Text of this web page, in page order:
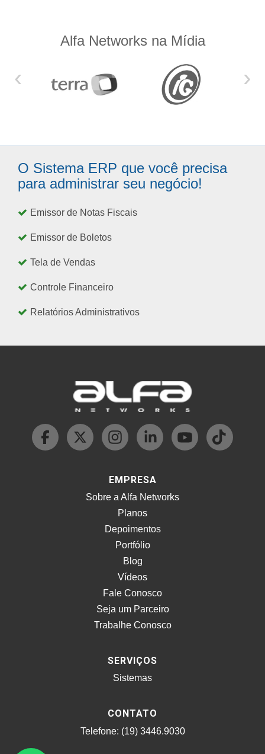
Alfa Networks na Mídia
‹ ›
O Sistema ERP que você precisa
para administrar seu negócio!
Emissor de Notas Fiscais
Emissor de Boletos
Tela de Vendas
Controle Financeiro
Relatórios Administrativos
EMPRESA
Sobre a Alfa Networks
Planos
Depoimentos
Portfólio
Blog
Vídeos
Fale Conosco
Seja um Parceiro
Trabalhe Conosco
SERVIÇOS
Sistemas
CONTATO
Telefone: (19) 3446.9030